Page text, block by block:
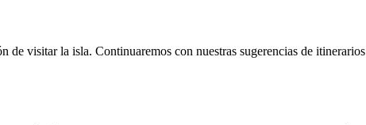
visitar la isla. Continuaremos con nuestras sugerencias de